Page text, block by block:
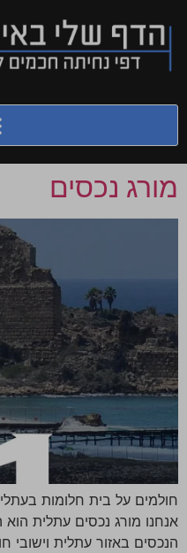
מורג נכסים
חולמים על בית חלומות
אנחנו מורג נכסים עתלית
הנכסים באזור עתלית וישובי